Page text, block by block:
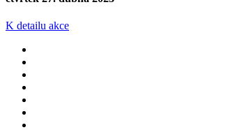
K detailu akce